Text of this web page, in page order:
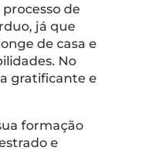
de
já que
de casa e
No
gratificante e
formação
e